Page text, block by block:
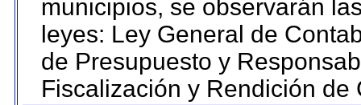
municipios, se observarán
leyes: Ley General de
de Presupuesto y
Fiscalización y Rendición